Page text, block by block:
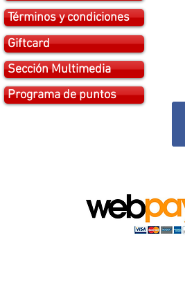
Términos y condiciones
Giftcard
Sección Multimedia
Programa de puntos